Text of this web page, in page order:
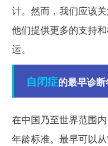
计。然而，我们应该
他们提供更多的支持
运。
自闭症的最早诊
在中国乃至世界范围
年龄标准。最早可以